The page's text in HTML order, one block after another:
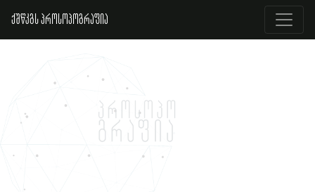
ქშწკგს პროსოპოგრაფია